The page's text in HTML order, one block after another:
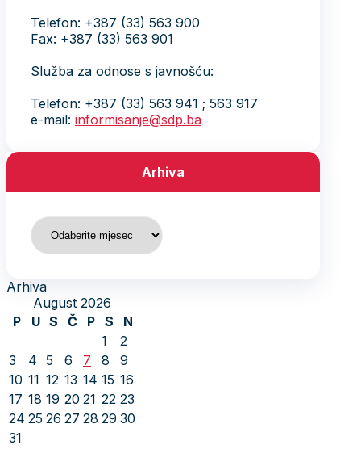
Telefon: +387 (33) 563 900
Fax: +387 (33) 563 901
Služba za odnose s javnošću:
Telefon: +387 (33) 563 941 ; 563 917
e-mail: informisanje@sdp.ba
Arhiva
Arhiva
Arhiva
August 2026
P
U S Č P S
N
1
2
3
4 5 6 7 8
9
10 11 12 13 14 15 16
17 18 19 20 21 22 23
24 25 26 27 28 29 30
31